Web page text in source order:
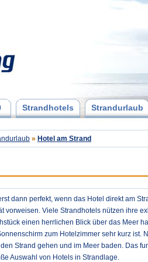
Strandhotels Strandurlaub
» Hotel am Strand
dann perfekt, wenn das Hotel direkt am
vorweisen. Viele Strandhotels nützen ihre
einen herrlichen Blick über das Meer
zum Hotelzimmer sehr kurz ist.
Strand gehen und im Meer baden. Das
Auswahl von Hotels in Strandlage.